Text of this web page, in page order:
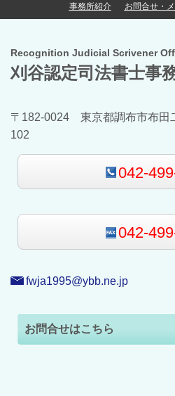
事務所紹介
お問合せ・
Recognition Judicial Scrivener
刈谷認定司法書士事
〒182-0024 東京都調布市布
102
042-
042-
fwja1995@ybb.ne.jp
お問合せはこちら